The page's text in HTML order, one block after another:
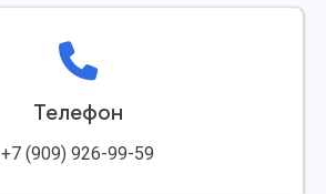
Телефон
+7 (909) 926-99-59